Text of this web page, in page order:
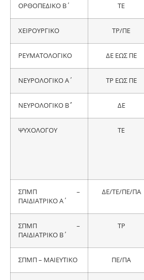
ΟΡΘΟΠΕΔΙΚΟ Β΄ ΤΕ
ΧΕΙΡΟΥΡΓΙΚΟ ΤΡ/ΠΕ
ΡΕΥΜΑΤΟΛΟΓΙΚΟ ΔΕ ΕΩΣ ΠΕ
ΝΕΥΡΟΛΟΓΙΚΟ Α΄ ΤΡ ΕΩΣ ΠΕ
ΝΕΥΡΟΛΟΓΙΚΟ Β΄΄ ΔΕ
ΨΥΧΟΛΟΓΟΥ ΤΕ
ΣΠΜΠ –
ΠΑΙΔΙΑΤΡΙΚΟ Α΄
ΔΕ/ΤΕ/ΠΕ/ΠΑ
ΣΠΜΠ –
ΠΑΙΔΙΑΤΡΙΚΟ Β΄
ΤΡ
ΣΠΜΠ – ΜΑΙΕΥΤΙΚΟ ΠΕ/ΠΑ